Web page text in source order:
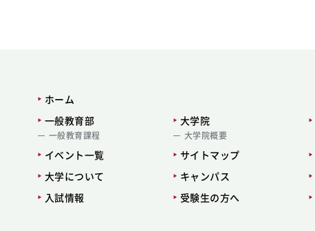
ホーム
一般教育部
一般教育課程
大学院
大学院概要
イベント一覧 サイトマップ
大学について
キャンパス
入試情報
受験生の方へ